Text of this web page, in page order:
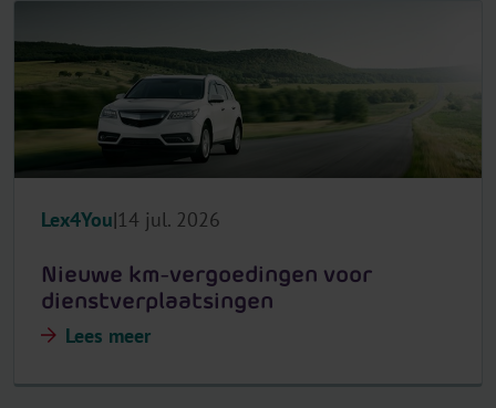
Lex4You 14 jul. 2026
Nieuwe km-vergoedingen voor
dienstverplaatsingen
Lees meer